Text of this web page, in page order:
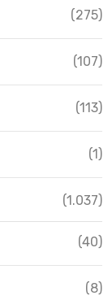
(275)
(107)
(113)
(1)
(1.037)
(40)
(8)